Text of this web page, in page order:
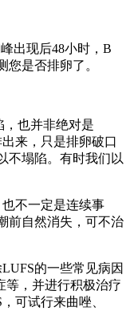
出现后48小时，B
您是否排卵了。
也并非绝对是
来，只是排卵破口
不塌陷。有时我们以
不一定是连续事
前自然消失，可不治
的一些常见病因
等，并进行积极治疗
可试行来曲唑、